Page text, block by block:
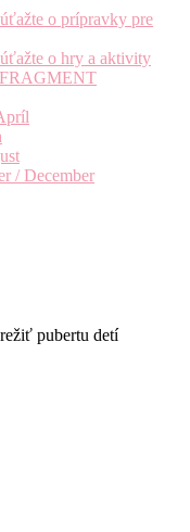
o prípravky pre
o hry a aktivity
FRAGMENT
/ December
pubertu detí